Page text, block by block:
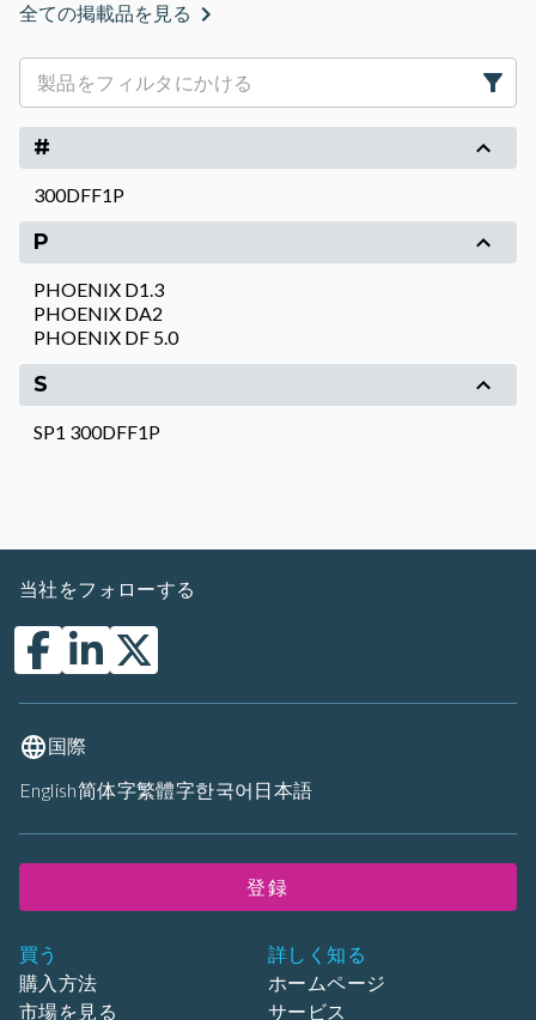
全ての掲載品を見る
#
300DFF1P
P
PHOENIX D1.3
PHOENIX DA2
PHOENIX DF 5.0
S
SP1 300DFF1P
買う
購入方法
市場を見る
詳しく知る
ホームページ
サービス
当社をフォローする
国際
English简体字繁體字한국어 日本語
登録